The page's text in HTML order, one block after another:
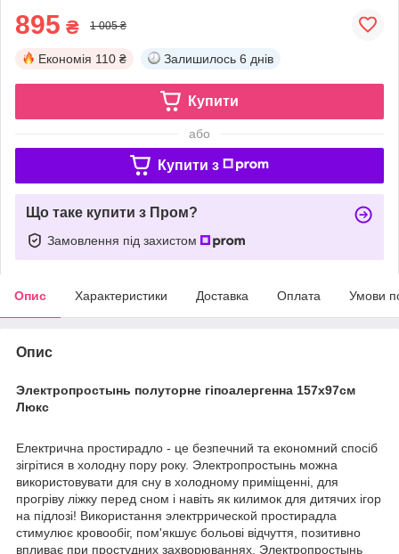
895 ₴ 1 005 ₴
Економія 110 ₴ Залишилось 6 днів
Купити
або
Купити з
Що таке купити з Пром?
Замовлення під захистом
Опис Характеристики Доставка Оплата Умови
Опис
Электропростынь полуторне гіпоалергенна 157х97см
Люкс
Електрична простирадло - це безпечний та економний спосіб
зігрітися в холодну пору року. Электропростынь можна
використовувати для сну в холодному приміщенні, для
прогріву ліжку перед сном і навіть як килимок для дитячих ігор
на підлозі! Використання электррической простирадла
стимулює кровообіг, пом'якшує больові відчуття, позитивно
впливає при простудних захворюваннях. Электропростынь